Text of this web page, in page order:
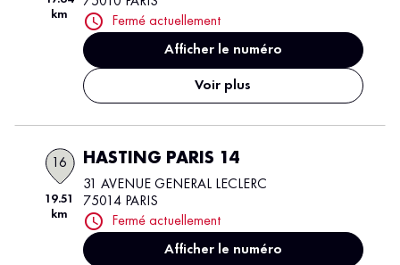
km
Fermé actuellement
Afficher le numéro
Voir plus
16
19.51
km
HASTING PARIS 14
31 AVENUE GENERAL LECLERC
75014 PARIS
Fermé actuellement
Afficher le numéro